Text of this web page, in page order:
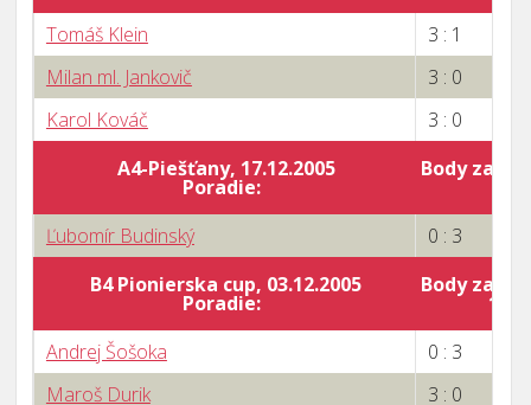
Tomáš Klein
3 : 1
Milan ml. Jankovič
3 : 0
Karol Kováč
3 : 0
A4-Piešťany, 17.12.2005
Poradie:
Body za
Ľubomír Budinský
0 : 3
B4 Pionierska cup, 03.12.2005
Poradie:
Body za
10
Andrej Šošoka
0 : 3
Maroš Durik
3 : 0